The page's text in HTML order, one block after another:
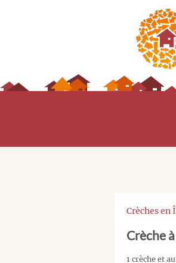
Crèches
Crèche
1 crèche et